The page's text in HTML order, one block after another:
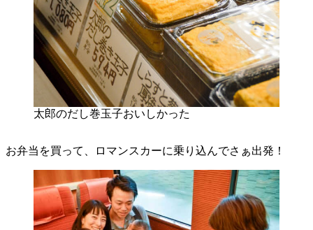
太郎のだし巻玉子おいしかった
お弁当を買って、ロマンスカーに乗り込んでさぁ出発！